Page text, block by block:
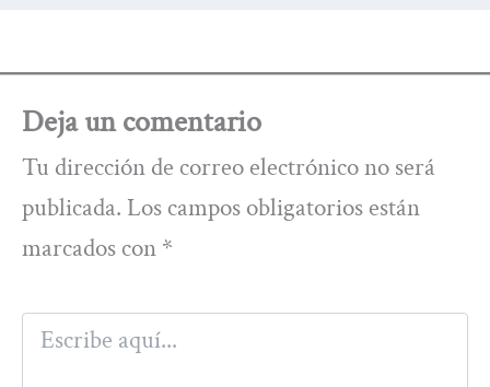
Deja un comentario
Tu dirección de correo electrónico no será
publicada. Los campos obligatorios están
marcados con *
Escribe
aquí...